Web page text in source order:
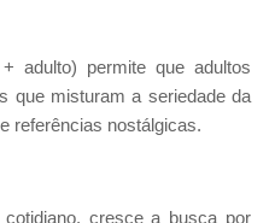
adulto) permite que adultos
que misturam a seriedade da
referências nostálgicas.
cresce a busca por